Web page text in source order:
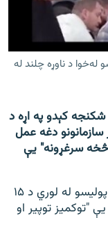
له‌خوا د ناوړه چلند له
شکنجه کېدو په اړه د
دغه عمل
څخه سرغړونه" یې
د بشري حقونو یو شمېر سازمانونو د ایراني پولیسو له لوري د ۱۵
"توکمیز توپير او